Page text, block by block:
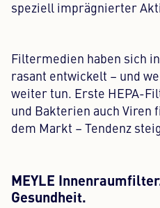
speziell imprägnierter
Filtermedien haben sich
rasant entwickelt – und
weiter tun. Erste HEPA-
und Bakterien auch Viren
dem Markt – Tendenz
MEYLE
Gesundheit.